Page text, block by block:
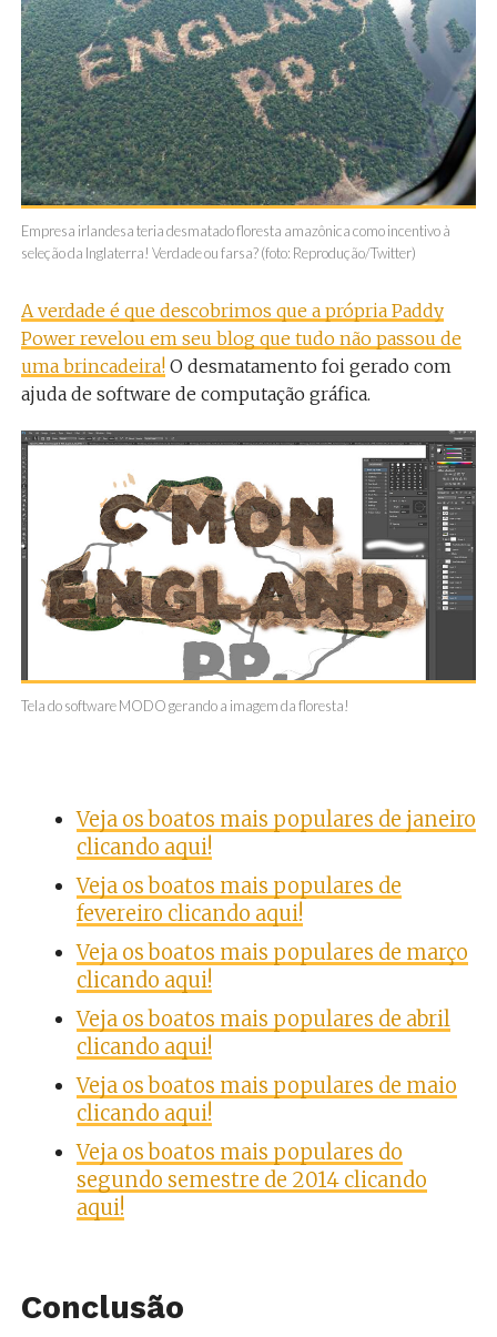
Empresa irlandesa teria desmatado floresta amazônica como incentivo à
seleção da Inglaterra! Verdade ou farsa? (foto: Reprodução/Twitter)
A verdade é que descobrimos que a própria Paddy
Power revelou em seu blog que tudo não passou de
uma brincadeira!O desmatamento foi gerado com
ajuda de software de computação gráfica.
Tela do software MODO gerando a imagem da floresta!
Veja os boatos mais populares de janeiro
clicando aqui!
Veja os boatos mais populares de
fevereiro clicando aqui!
Veja os boatos mais populares de março
clicando aqui!
Veja os boatos mais populares de abril
clicando aqui!
Veja os boatos mais populares de maio
clicando aqui!
Veja os boatos mais populares do
segundo semestre de 2014 clicando
aqui!
Conclusão